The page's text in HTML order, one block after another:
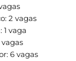
2 vagas
vaga
6 vagas